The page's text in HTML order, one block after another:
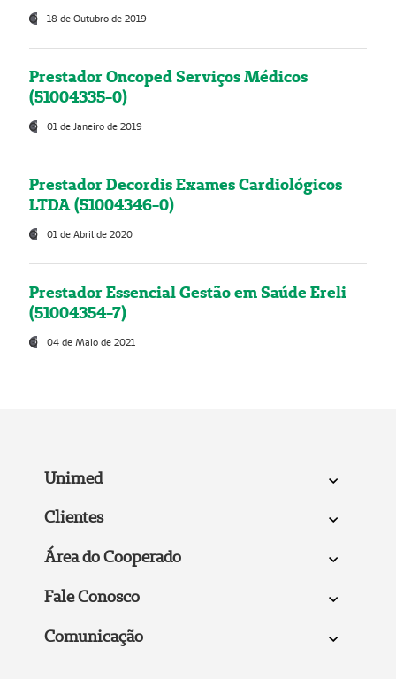
18 de Outubro de 2019
Prestador Oncoped Serviços Médicos
(51004335-0)
01 de Janeiro de 2019
Prestador Decordis Exames Cardiológicos
LTDA (51004346-0)
01 de Abril de 2020
Prestador Essencial Gestão em Saúde Ereli
(51004354-7)
04 de Maio de 2021
Unimed
Clientes
Área do Cooperado
Fale Conosco
Comunicação